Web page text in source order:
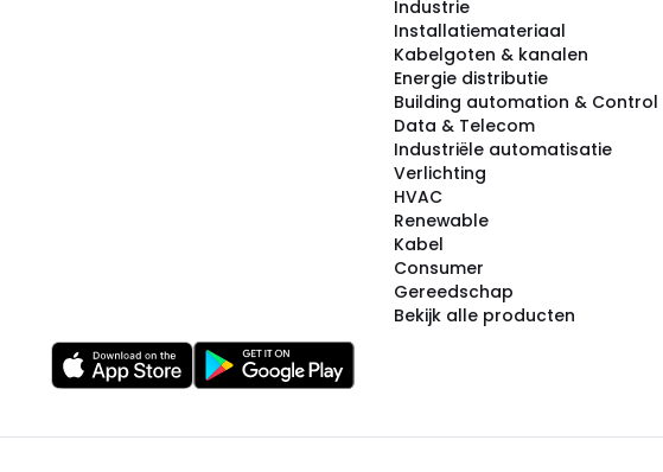
Industrie
Installatiemateriaal
Kabelgoten & kanalen
Energie distributie
Building automation & Control
Data & Telecom
Industriële automatisatie
Verlichting
HVAC
Renewable
Kabel
Consumer
Gereedschap
Bekijk alle producten